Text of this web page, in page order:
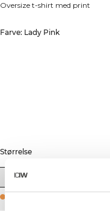
Oversize t-shirt med print
Farve: Lady Pink
Størrelse
XS